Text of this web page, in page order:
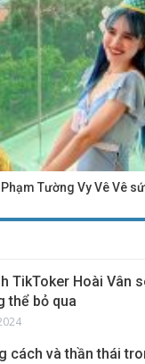
Tường Vy Vê Vê
TikToker Hoài Vân
thể bỏ qua
cách và thần thái